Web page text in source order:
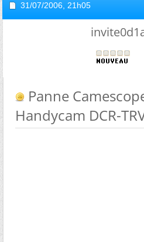
31/07/2006, 21h05
Panne
Handycam DCR-